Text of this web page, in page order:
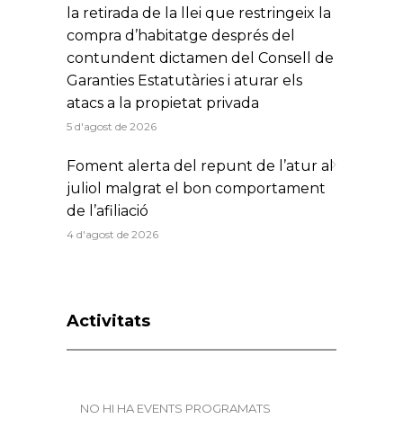
la retirada de la llei que restringeix la
compra d’habitatge després del
contundent dictamen del Consell de
Garanties Estatutàries i aturar els
atacs a la propietat privada
5 d'agost de 2026
Foment alerta del repunt de l’atur al
juliol malgrat el bon comportament
de l’afiliació
4 d'agost de 2026
Activitats
NO HI HA EVENTS PROGRAMATS